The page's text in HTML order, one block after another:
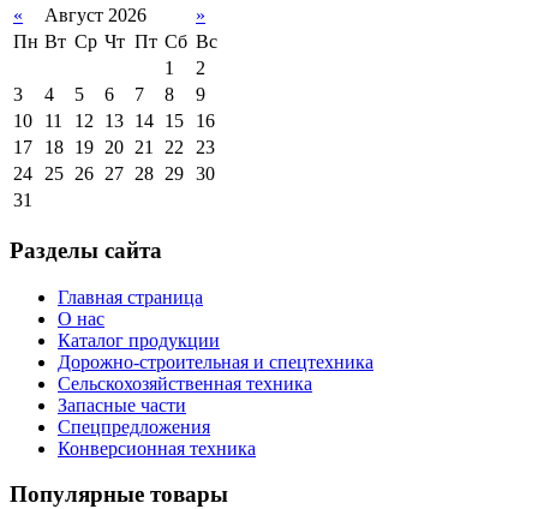
« Август 2026
»
Пн Вт Ср Чт Пт Сб Вс
1
2
3
4 5 6 7 8
9
10
11 12 13 14 15
16
17
18 19 20 21 22
23
24
25 26 27 28 29 30
31
Разделы сайта
Главная страница
О нас
Каталог продукции
Дорожно-строительная и спецтехника
Сельскохозяйственная техника
Запасные части
Спецпредложения
Конверсионная техника
Популярные товары